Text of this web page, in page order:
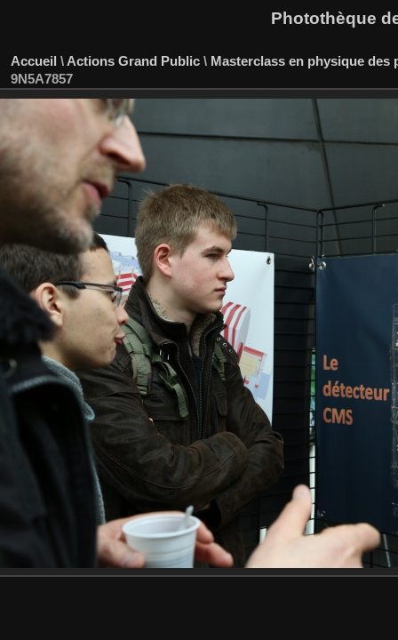
Photothèque
Accueil \ Actions Grand Public \ Masterclass en physique des
9N5A7857